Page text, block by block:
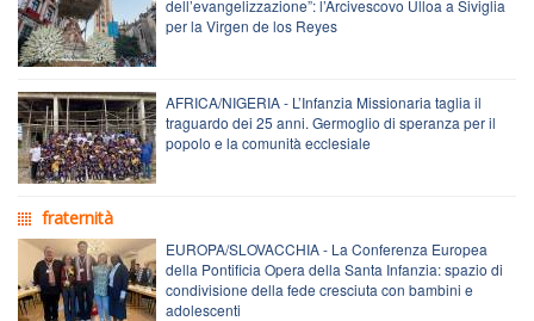
dell’evangelizzazione”: l’Arcivescovo Ulloa a Siviglia
per la Virgen de los Reyes
AFRICA/NIGERIA - L’Infanzia Missionaria taglia il
traguardo dei 25 anni. Germoglio di speranza per il
popolo e la comunità ecclesiale
fraternità
EUROPA/SLOVACCHIA - La Conferenza Europea
della Pontificia Opera della Santa Infanzia: spazio di
condivisione della fede cresciuta con bambini e
adolescenti